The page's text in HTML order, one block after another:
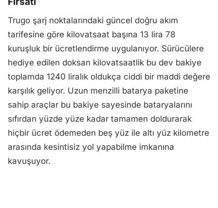
Trugo şarj noktalarındaki güncel doğru akım
tarifesine göre kilovatsaat başına 13 lira 78
kuruşluk bir ücretlendirme uygulanıyor. Sürücülere
hediye edilen doksan kilovatsaatlik bu dev bakiye
toplamda 1240 liralık oldukça ciddi bir maddi değere
karşılık geliyor. Uzun menzilli batarya paketine
sahip araçlar bu bakiye sayesinde bataryalarını
sıfırdan yüzde yüze kadar tamamen doldurarak
hiçbir ücret ödemeden beş yüz ile altı yüz kilometre
arasında kesintisiz yol yapabilme imkanına
kavuşuyor.